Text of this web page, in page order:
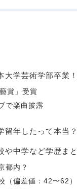
大学芸術学部卒業！
賞」受賞
で楽曲披露
留年したって本当？
や中学など学歴まと
都内？
（偏差値：42〜62）